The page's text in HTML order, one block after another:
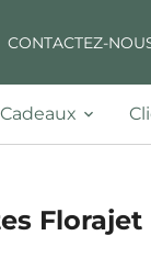
CONTACTEZ-
Cadeaux
Florajet